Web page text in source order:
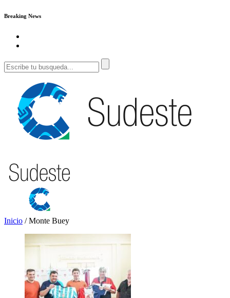
Breaking News
Inicio /Monte Buey